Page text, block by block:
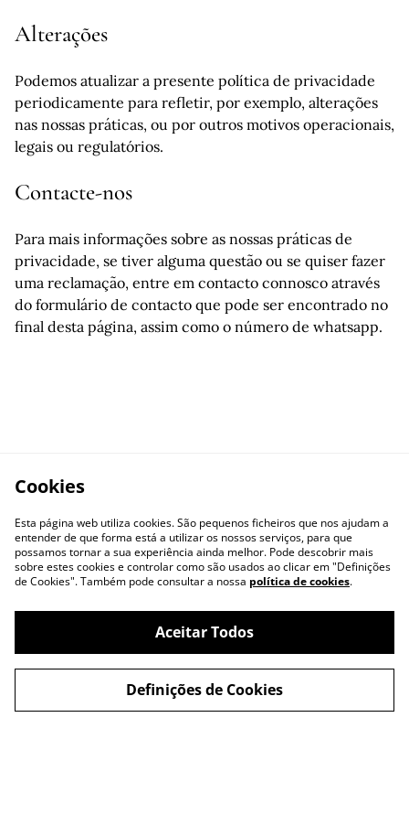
Alterações
Podemos atualizar a presente política de privacidade
periodicamente para refletir, por exemplo, alterações
nas nossas práticas, ou por outros motivos operacionais,
legais ou regulatórios.
Contacte-nos
Para mais informações sobre as nossas práticas de
privacidade, se tiver alguma questão ou se quiser fazer
uma reclamação, entre em contacto connosco através
do formulário de contacto que pode ser encontrado no
final desta página, assim como o número de whatsapp.
Política de
Privacidade
Política de cookies
Cookies
Esta página web utiliza cookies. São pequenos ficheiros que nos ajudam a
entender de que forma está a utilizar os nossos serviços, para que
possamos tornar a sua experiência ainda melhor. Pode descobrir mais
sobre estes cookies e controlar como são usados ao clicar em "Definições
de Cookies". Também pode consultar a nossa política de cookies.
Aceitar Todos
Definições de Cookies